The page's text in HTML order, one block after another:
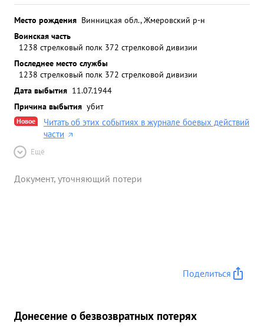
Место рождения Винницкая обл., Жмеровский р-н
Воинская часть
1238 стрелковый полк 372 стрелковой дивизии
Последнее место службы
1238 стрелковый полк 372 стрелковой дивизии
Дата выбытия 11.07.1944
Причина выбытия убит
Новое
Читать об этих событиях в журнале боевых действий
части
Ещё
Документ, уточняющий потери
Поделиться
Донесение о безвозвратных потерях